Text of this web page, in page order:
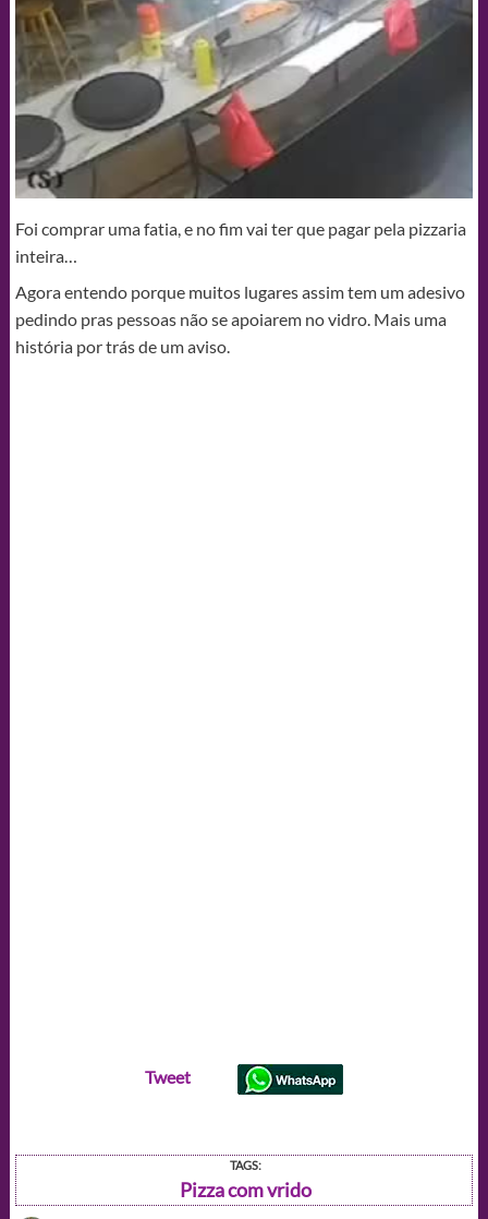
Foi comprar uma fatia, e no fim vai ter que pagar pela pizzaria
inteira…
Agora entendo porque muitos lugares assim tem um adesivo
pedindo pras pessoas não se apoiarem no vidro. Mais uma
história por trás de um aviso.
Tweet
TAGS:
Pizza com vrido